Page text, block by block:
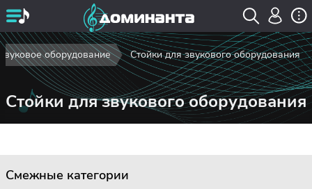
оборудование Стойки для звукового оборудования
Стойки для звукового оборудования
Смежные категории